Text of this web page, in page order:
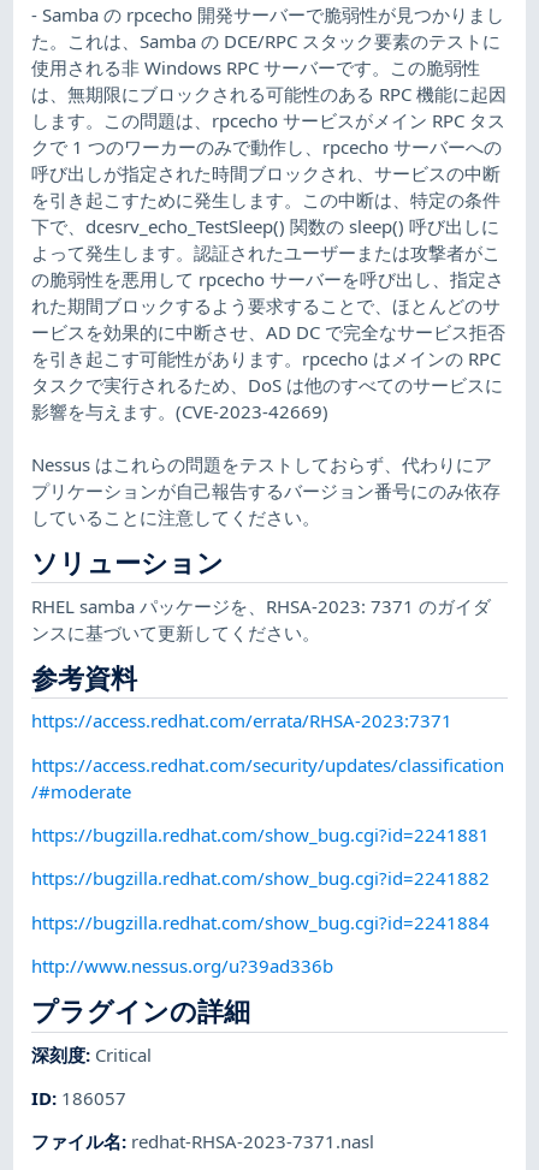
- Samba の rpcecho 開発サーバーで脆弱性が見つかりまし
た。これは、Samba の DCE/RPC スタック要素のテストに
使用される非 Windows RPC サーバーです。この脆弱性
は、無期限にブロックされる可能性のある RPC 機能に起因
します。この問題は、rpcecho サービスがメイン RPC タス
クで 1 つのワーカーのみで動作し、rpcecho サーバーへの
呼び出しが指定された時間ブロックされ、サービスの中断
を引き起こすために発生します。この中断は、特定の条件
下で、dcesrv_echo_TestSleep() 関数の sleep() 呼び出しに
よって発生します。認証されたユーザーまたは攻撃者がこ
の脆弱性を悪用して rpcecho サーバーを呼び出し、指定さ
れた期間ブロックするよう要求することで、ほとんどのサ
ービスを効果的に中断させ、AD DC で完全なサービス拒否
を引き起こす可能性があります。rpcecho はメインの RPC
タスクで実行されるため、DoS は他のすべてのサービスに
影響を与えます。(CVE-2023-42669)
Nessus はこれらの問題をテストしておらず、代わりにア
プリケーションが自己報告するバージョン番号にのみ依存
していることに注意してください。
ソリューション
RHEL samba パッケージを、RHSA-2023: 7371 のガイダ
ンスに基づいて更新してください。
参考資料
https://access.redhat.com/errata/RHSA-2023:7371
https://access.redhat.com/security/updates/classification
/#moderate
https://bugzilla.redhat.com/show_bug.cgi?id=2241881
https://bugzilla.redhat.com/show_bug.cgi?id=2241882
https://bugzilla.redhat.com/show_bug.cgi?id=2241884
http://www.nessus.org/u?39ad336b
プラグインの詳細
深刻度: Critical
ID: 186057
ファイル名: redhat-RHSA-2023-7371.nasl